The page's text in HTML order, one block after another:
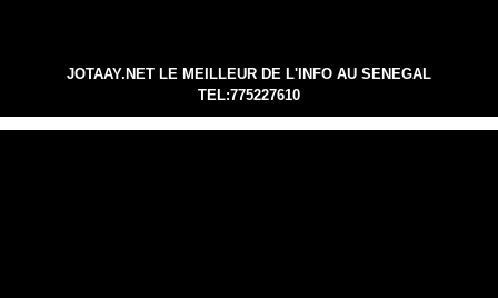
JOTAAY.NET LE MEILLEUR DE L'INFO AU SENEGAL
TEL:775227610